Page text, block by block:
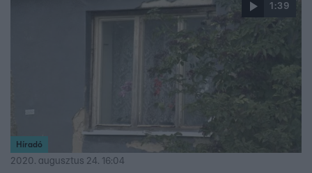
1:39
Híradó
2020. augusztus 24. 16:04